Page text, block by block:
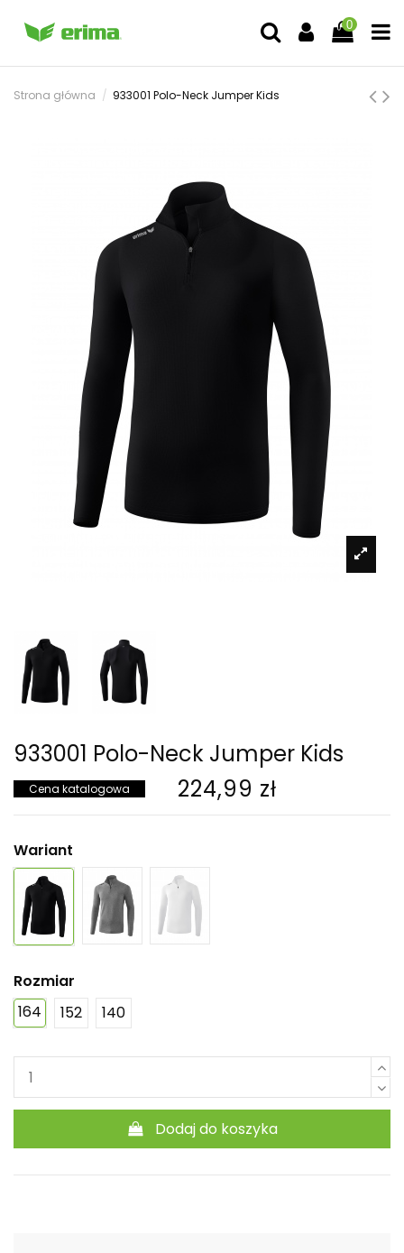
0
Strona główna 933001 Polo-Neck Jumper Kids
933001 Polo-Neck Jumper Kids
Cena katalogowa 224,99 zł
Wariant
Rozmiar
164
152 140
Dodaj do koszyka